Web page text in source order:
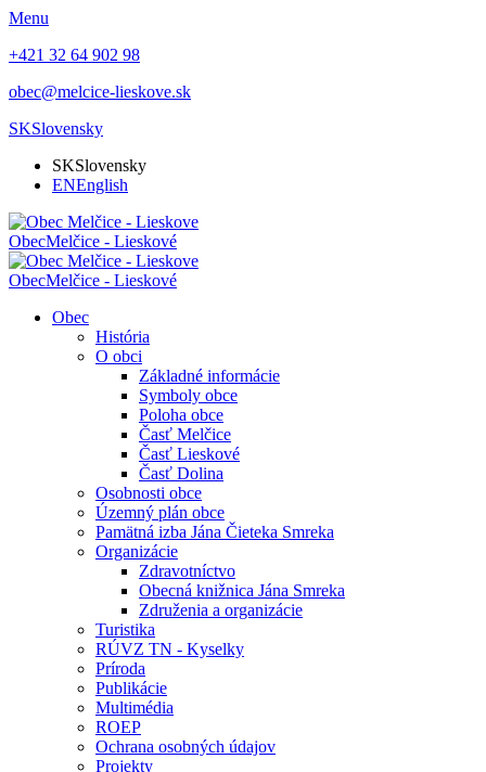
Menu
+421 32 64 902 98
obec@melcice-lieskove.sk
SKSlovensky
SKSlovensky
ENEnglish
ObecMelčice - Lieskové
ObecMelčice - Lieskové
Obec
História
O obci
Základné informácie
Symboly obce
Poloha obce
Časť Melčice
Časť Lieskové
Časť Dolina
Osobnosti obce
Územný plán obce
Pamätná izba Jána Čieteka Smreka
Organizácie
Zdravotníctvo
Obecná knižnica Jána Smreka
Združenia a organizácie
Turistika
RÚVZ TN - Kyselky
Príroda
Publikácie
Multimédia
ROEP
Ochrana osobných údajov
Projekty